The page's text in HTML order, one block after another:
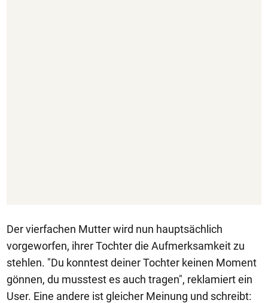
Der vierfachen Mutter wird nun hauptsächlich
vorgeworfen, ihrer Tochter die Aufmerksamkeit zu
stehlen. "Du konntest deiner Tochter keinen Moment
gönnen, du musstest es auch tragen", reklamiert ein
User. Eine andere ist gleicher Meinung und schreibt: